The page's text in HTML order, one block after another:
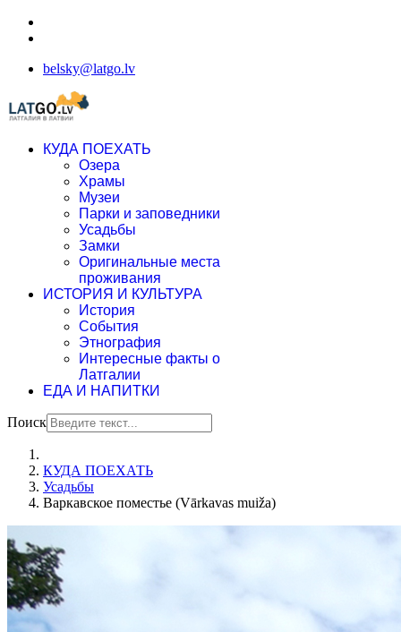
belsky@latgo.lv
КУДА ПОЕХАТЬ
Озера
Храмы
Музеи
Парки и заповедники
Усадьбы
Замки
Оригинальные места
проживания
ИСТОРИЯ И КУЛЬТУРА
История
События
Этнография
Интересные факты о
Латгалии
ЕДА И НАПИТКИ
Поиск
КУДА ПОЕХАТЬ
Усадьбы
Варкавское поместье (Vārkavas muiža)